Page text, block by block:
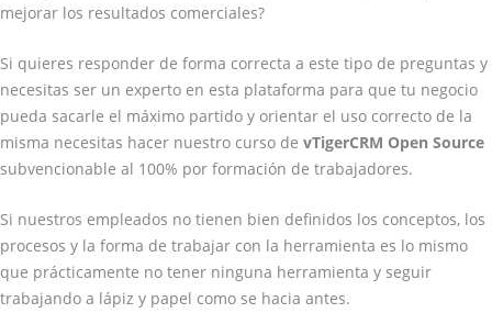
mejorar los resultados comerciales?
Si quieres responder de forma correcta a este tipo de preguntas y
necesitas ser un experto en esta plataforma para que tu negocio
pueda sacarle el máximo partido y orientar el uso correcto de la
misma necesitas hacer nuestro curso de vTigerCRM Open Source
subvencionable al 100% por formación de trabajadores.
Si nuestros empleados no tienen bien definidos los conceptos, los
procesos y la forma de trabajar con la herramienta es lo mismo
que prácticamente no tener ninguna herramienta y seguir
trabajando a lápiz y papel como se hacia antes.